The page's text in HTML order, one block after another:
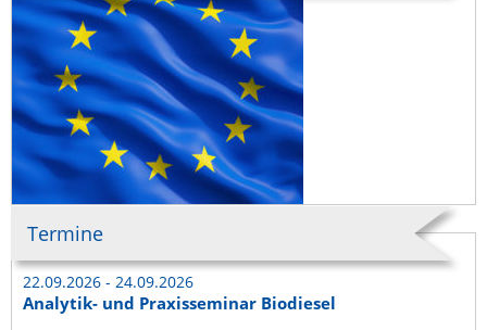
Termine
22.09.2026 - 24.09.2026
Analytik- und Praxisseminar Biodiesel